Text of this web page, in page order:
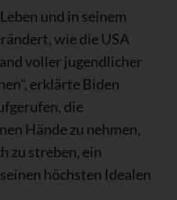
und in seinem
wie die USA
voller jugendlicher
erklärte Biden
die
Hände zu nehmen,
zu streben, ein
höchsten Idealen